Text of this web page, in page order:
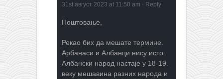
31st август 2023 at 11:50 am · Reply
Поштовање,
Рекао бих да мешате термине.
Арбанаси и Албанци нису исто.
Албански народ настаје у 18-19.
веку мешавина разних народа и